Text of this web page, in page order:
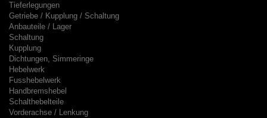
Tieferlegungen
Getriebe / Kupplung / Schaltung
Anbauteile / Lager
Schaltung
Kupplung
Dichtungen, Simmeringe
Hebelwerk
Fusshebelwerk
Handbremshebel
Schalthebelteile
Vorderachse / Lenkung